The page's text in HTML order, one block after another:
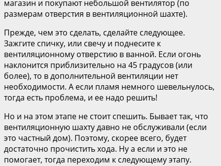
магазин и покупают небольшой вентилятор (по
размерам отверстия в вентиляционной шахте).
Прежде, чем это сделать, сделайте следующее.
Зажгите спичку, или свечу и поднесите к
вентиляционному отверстию в ванной. Если огонь
наклонится приблизительно на 45 градусов (или
более), то в дополнительной вентиляции нет
необходимости. А если пламя немного шевельнулось,
тогда есть проблема, и ее надо решить!
Но и на этом этапе не стоит спешить. Бывает так, что
вентиляционную шахту давно не обслуживали (если
это частный дом). Поэтому, скорее всего, будет
достаточно прочистить хода. Ну а если и это не
помогает, тогда переходим к следующему этапу.